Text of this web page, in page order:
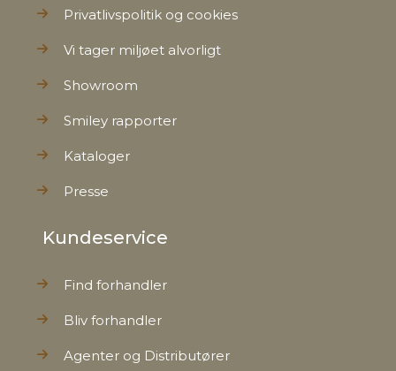
Privatlivspolitik og cookies
Vi tager miljøet alvorligt
Showroom
Smiley rapporter
Kataloger
Presse
Kundeservice
Find forhandler
Bliv forhandler
Agenter og Distributører